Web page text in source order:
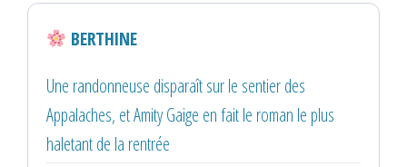
BERTHINE
Une randonneuse disparaît sur le sentier des
Appalaches, et Amity Gaige en fait le roman le plus
haletant de la rentrée